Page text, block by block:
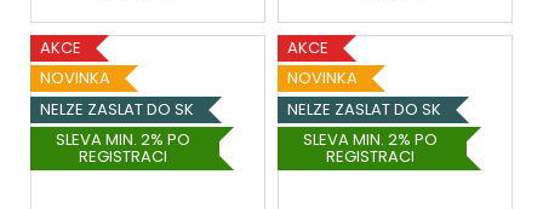
AKCE
NOVINKA
NELZE ZASLAT DO SK
SLEVA MIN. 2% PO
REGISTRACI
AKCE
NOVINKA
NELZE ZASLAT DO SK
SLEVA MIN. 2% PO
REGISTRACI